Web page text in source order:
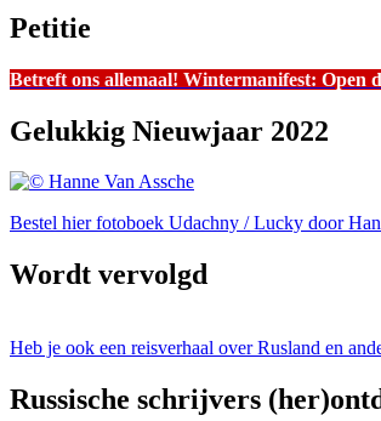
Petitie
Betreft ons allemaal! Wintermanifest: Open
Gelukkig Nieuwjaar 2022
Bestel hier fotoboek Udachny / Lucky door
Wordt vervolgd
Heb je ook een reisverhaal over Rusland en
Russische schrijvers